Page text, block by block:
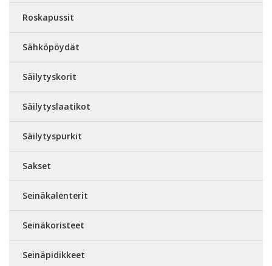
Roskapussit
Sähköpöydät
Säilytyskorit
Säilytyslaatikot
Säilytyspurkit
Sakset
Seinäkalenterit
Seinäkoristeet
Seinäpidikkeet